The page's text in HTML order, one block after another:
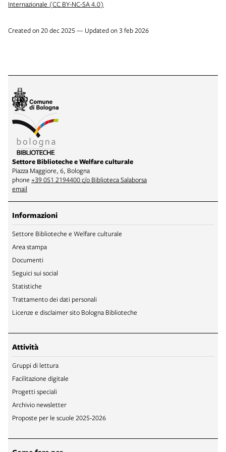
Internazionale (CC BY-NC-SA 4.0)
Created on 20 dec 2025 — Updated on 3 feb 2026
Settore Biblioteche e Welfare culturale
Piazza Maggiore, 6, Bologna
phone +39 051 2194400 c/o Biblioteca Salaborsa
email
Informazioni
Settore Biblioteche e Welfare culturale
Area stampa
Documenti
Seguici sui social
Statistiche
Trattamento dei dati personali
Licenze e disclaimer sito Bologna Biblioteche
Attività
Gruppi di lettura
Facilitazione digitale
Progetti speciali
Archivio newsletter
Proposte per le scuole 2025-2026